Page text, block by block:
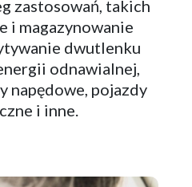
zastosowań, takich
i magazynowanie
dwutlenku
odnawialnej,
napędowe, pojazdy
i inne.